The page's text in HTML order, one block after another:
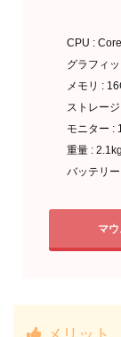
CPU :
グラフィ
メモリ :
ストレー
モニター :
重量 : 2.1kg
バッテリ
マ